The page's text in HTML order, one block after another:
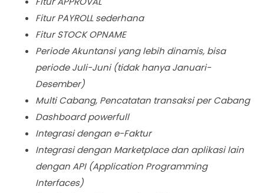
Fitur PAYROLL sederhana
Fitur STOCK OPNAME
Periode Akuntansi yang lebih dinamis, bisa
periode Juli-Juni (tidak hanya Januari-
Desember)
Multi Cabang, Pencatatan transaksi per Cabang
Dashboard powerfull
Integrasi dengan e-Faktur
Integrasi dengan Marketplace dan aplikasi lain
dengan API (​Application Programming
Interfaces)